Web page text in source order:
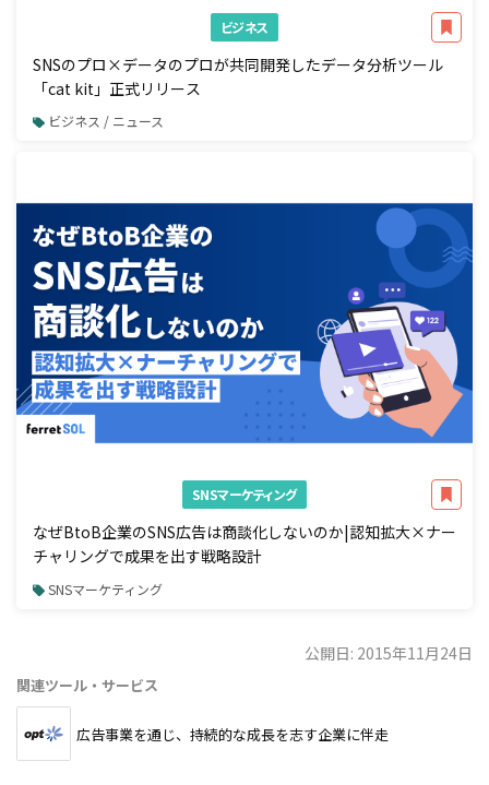
ビジネス
SNSのプロ×データのプロが共同開発したデータ分析ツール
「cat kit」正式リリース
ビジネス / ニュース
SNSマーケティング
なぜBtoB企業のSNS広告は商談化しないのか|認知拡大×ナー
チャリングで成果を出す戦略設計
SNSマーケティング
公開日: 2015年11月24日
関連ツール・サービス
広告事業を通じ、持続的な成長を志す企業に伴走